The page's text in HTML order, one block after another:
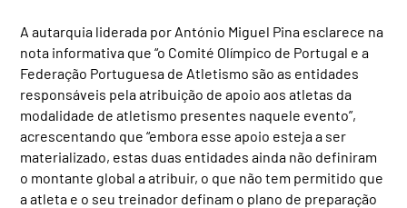
A autarquia liderada por António Miguel Pina esclarece na
nota informativa que “o Comité Olímpico de Portugal e a
Federação Portuguesa de Atletismo são as entidades
responsáveis pela atribuição de apoio aos atletas da
modalidade de atletismo presentes naquele evento”,
acrescentando que “embora esse apoio esteja a ser
materializado, estas duas entidades ainda não definiram
o montante global a atribuir, o que não tem permitido que
a atleta e o seu treinador definam o plano de preparação